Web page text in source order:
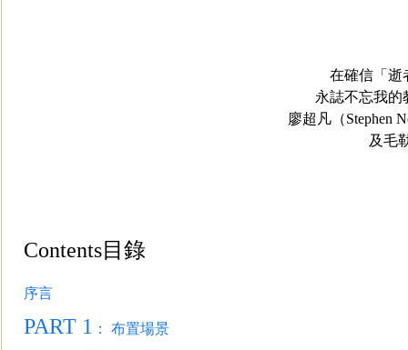
在確信「逝
永誌不忘我的
廖超凡（Stephen
及毛
Contents目錄
序言
PART 1 ： 布置場景